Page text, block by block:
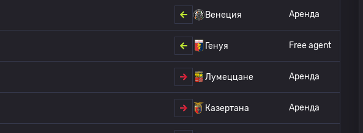
Венеция Аренда
Генуя Free agent
Лумеццане Аренда
Казертана Аренда